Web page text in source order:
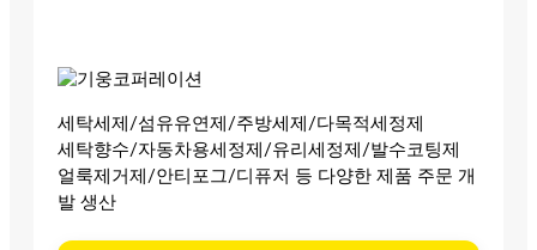
세탁세제/섬유유연제/주방세제/다목적세정제
세탁향수/자동차용세정제/유리세정제/발수코팅제
얼룩제거제/안티포그/디퓨저 등 다양한 제품 주문 개
발 생산